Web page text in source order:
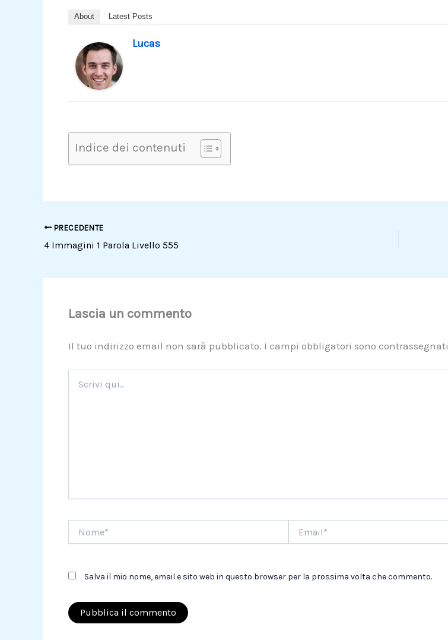
About Latest Posts
Lucas
Indice dei contenuti
PRECEDENTE
4 Immagini 1 Parola Livello 555
Lascia un commento
Il tuo indirizzo email non sarà pubblicato. I campi obbligatori sono contrassegnati
qui..
Salva il mio nome, email e sito web in questo browser per la prossima volta che commento.